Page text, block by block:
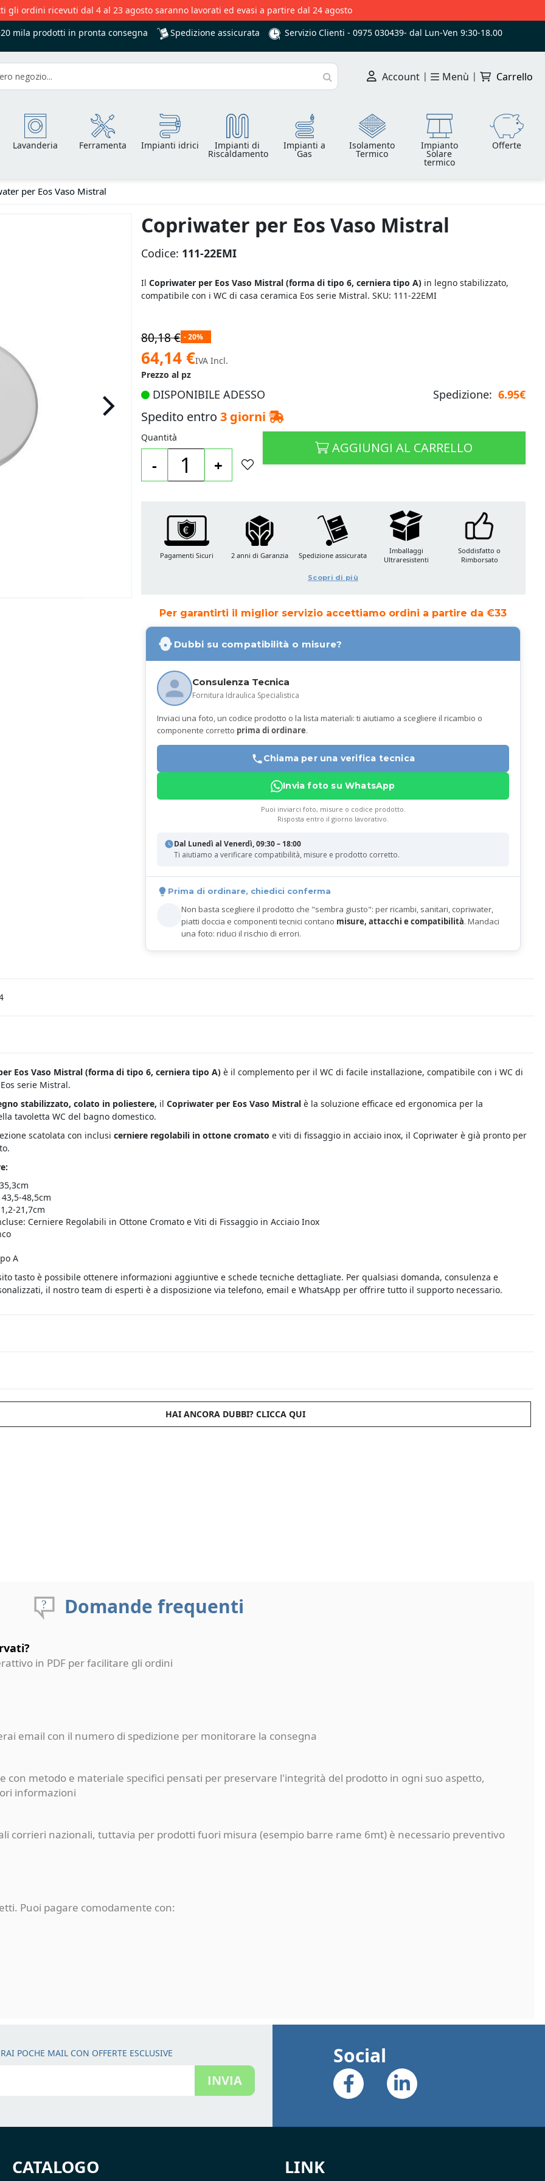
gli ordini ricevuti dal 4 al 23 agosto saranno lavorati ed evasi a partire dal 24 agosto
mila prodotti in pronta consegna Spedizione assicurata Servizio Clienti - 0975 030439- dal Lun-Ven 9:30-18.00
Cerca
Account | Menù | Carrello
Lavanderia Ferramenta Impianti idrici Impianti di
Riscaldamento
Impianti a
Gas
Isolamento
Termico
Impianto
Solare
termico
Offerte
per Eos Vaso Mistral
Copriwater per Eos Vaso Mistral
Codice: 111-22EMI
Il Copriwater per Eos Vaso Mistral (forma di tipo 6, cerniera tipo A) in legno stabilizzato,
compatibile con i WC di casa ceramica Eos serie Mistral. SKU: 111-22EMI
80,18 € - 20%
Prezzo
speciale
64,14 €IVA Incl.
Prezzo al pz
DISPONIBILE ADESSO Spedizione: 6.95€
Spedito entro 3 giorni
Quantità
- +
AGGIUNGI AL CARRELLO
Per garantirti il miglior servizio accettiamo ordini a partire da €33
Dubbi su compatibilità o misure?
Consulenza Tecnica
Fornitura Idraulica Specialistica
Inviaci una foto, un codice prodotto o la lista materiali: ti aiutiamo a scegliere il ricambio o
componente corretto prima di ordinare.
Chiama per una verifica tecnica
Invia foto su WhatsApp
Puoi inviarci foto, misure o codice prodotto.
Risposta entro il giorno lavorativo.
Dal Lunedì al Venerdì, 09:30 – 18:00
Ti aiutiamo a verificare compatibilità, misure e prodotto corretto.
Prima di ordinare, chiedici conferma
Non basta scegliere il prodotto che "sembra giusto": per ricambi, sanitari, copriwater,
piatti doccia e componenti tecnici contano misure, attacchi e compatibilità. Mandaci
una foto: riduci il rischio di errori.
Pagamenti Sicuri 2 anni di Garanzia Spedizione assicurata
Imballaggi
Ultraresistenti
Soddisfatto o
Rimborsato
Scopri di più
Eos Vaso Mistral (forma di tipo 6, cerniera tipo A) è il complemento per il WC di facile installazione, compatibile con i WC di
serie Mistral.
stabilizzato, colato in poliestere, il Copriwater per Eos Vaso Mistralè la soluzione efficace ed ergonomica per la
tavoletta WC del bagno domestico.
scatolata con inclusi cerniere regolabili in ottone cromato e viti di fissaggio in acciaio inox, il Copriwater è già pronto per
48,5cm
21,7cm
Cerniere Regolabili in Ottone Cromato e Viti di Fissaggio in Acciaio Inox
A
tasto è possibile ottenere informazioni aggiuntive e schede tecniche dettagliate. Per qualsiasi domanda, consulenza e
il nostro team di esperti è a disposizione via telefono, email e WhatsApp per offrire tutto il supporto necessario.
HAI ANCORA DUBBI? CLICCA QUI
Domande frequenti
in PDF per facilitare gli ordini
email con il numero di spedizione per monitorare la consegna
con metodo e materiale specifici pensati per preservare l'integrità del prodotto in ogni suo aspetto,
informazioni
corrieri nazionali, tuttavia per prodotti fuori misura (esempio barre rame 6mt) è necessario preventivo
Puoi pagare comodamente con:
POCHE MAIL CON OFFERTE ESCLUSIVE
INVIA
Social
CATALOGO LINK